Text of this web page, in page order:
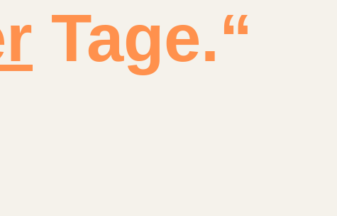
Tage.“